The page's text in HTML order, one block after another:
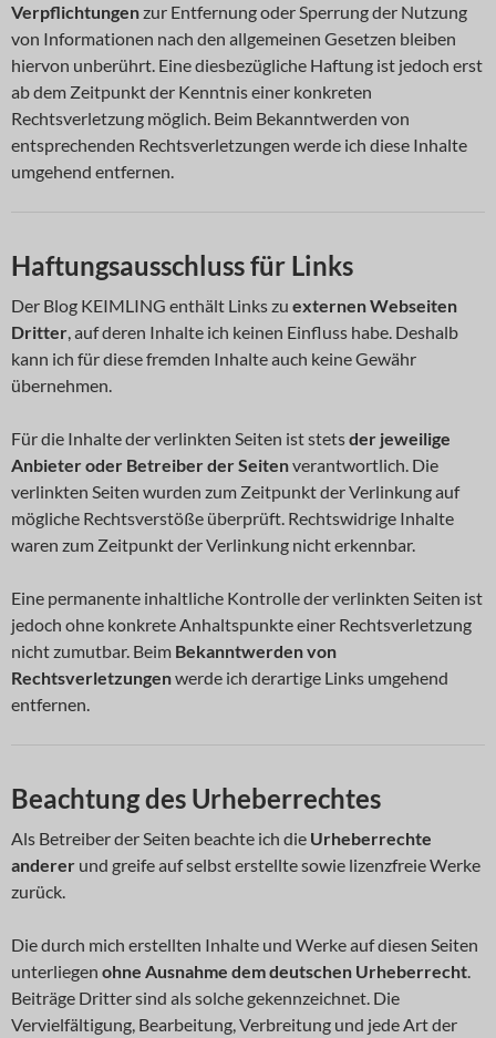
Verpflichtungenzur Entfernung oder Sperrung der Nutzung
von Informationen nach den allgemeinen Gesetzen bleiben
hiervon unberührt. Eine diesbezügliche Haftung ist jedoch erst
ab dem Zeitpunkt der Kenntnis einer konkreten
Rechtsverletzung möglich. Beim Bekanntwerden von
entsprechenden Rechtsverletzungen werde ich diese Inhalte
umgehend entfernen.
Haftungsausschluss für Links
Der Blog KEIMLING enthält Links zu externen Webseiten
Dritter, auf deren Inhalte ich keinen Einfluss habe. Deshalb
kann ich für diese fremden Inhalte auch keine Gewähr
übernehmen.
Für die Inhalte der verlinkten Seiten ist stetsder jeweilige
Anbieter oder Betreiber der Seitenverantwortlich. Die
verlinkten Seiten wurden zum Zeitpunkt der Verlinkung auf
mögliche Rechtsverstöße überprüft. Rechtswidrige Inhalte
waren zum Zeitpunkt der Verlinkung nicht erkennbar.
Eine permanente inhaltliche Kontrolle der verlinkten Seiten ist
jedoch ohne konkrete Anhaltspunkte einer Rechtsverletzung
nicht zumutbar. Beim Bekanntwerden von
Rechtsverletzungenwerde ich derartige Links umgehend
entfernen.
Beachtung des Urheberrechtes
Als Betreiber der Seiten beachte ich die Urheberrechte
anderer und greife auf selbst erstellte sowie lizenzfreie Werke
zurück.
Die durch mich erstellten Inhalte und Werke auf diesen Seiten
unterliegen ohne Ausnahme dem deutschen Urheberrecht.
Beiträge Dritter sind als solche gekennzeichnet. Die
Vervielfältigung, Bearbeitung, Verbreitung und jede Art der